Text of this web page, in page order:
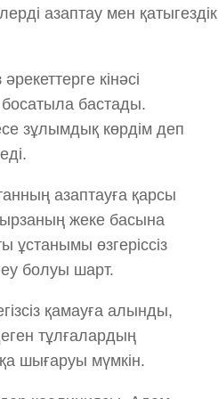
азаптау мен қатыгездік
кінәсі
бастады.
зұлымдық көрдім деп
азаптауға қарсы
жеке басына
ұстанымы өзгеріссіз
болуы шарт.
қамауға алынды,
тұлғалардың
шығаруы мүмкін.